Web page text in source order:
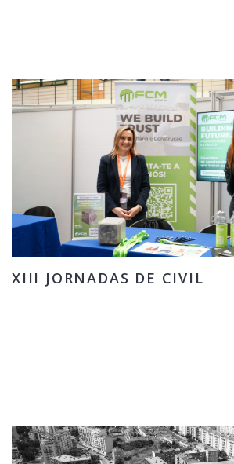
XIII JORNADAS DE CIVIL